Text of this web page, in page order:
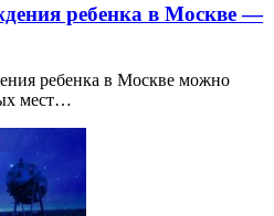
ребенка в Москве —
ребенка в Москве можно
мест…